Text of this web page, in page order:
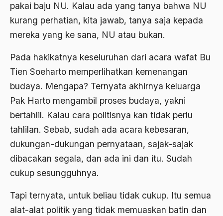
pakai baju NU. Kalau ada yang tanya bahwa NU
kurang perhatian, kita jawab, tanya saja kepada
mereka yang ke sana, NU atau bukan.
Pada hakikatnya keseluruhan dari acara wafat Bu
Tien Soeharto memperlihatkan kemenangan
budaya. Mengapa? Ternyata akhirnya keluarga
Pak Harto mengambil proses budaya, yakni
bertahlil. Kalau cara politisnya kan tidak perlu
tahlilan. Sebab, sudah ada acara kebesaran,
dukungan-dukungan pernyataan, sajak-sajak
dibacakan segala, dan ada ini dan itu. Sudah
cukup sesungguhnya.
Tapi ternyata, untuk beliau tidak cukup. Itu semua
alat-alat politik yang tidak memuaskan batin dan
Bangsa Indonesia
Bangsa Jawa
Bangsa Tenggang Rasa
Bangsawan
Banjar
bank
Bank Central Amerika
Bank Perkeditan rakyat